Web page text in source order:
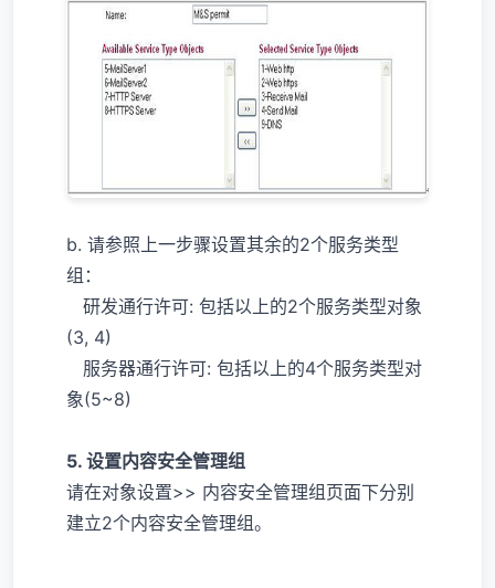
b. 请参照上一步骤设置其余的2个服务类型
组：
研发通行许可: 包括以上的2个服务类型对象
(3, 4)
服务器通行许可: 包括以上的4个服务类型对
象(5~8)
5. 设置内容安全管理组
请在对象设置>> 内容安全管理组页面下分别
建立2个内容安全管理组。